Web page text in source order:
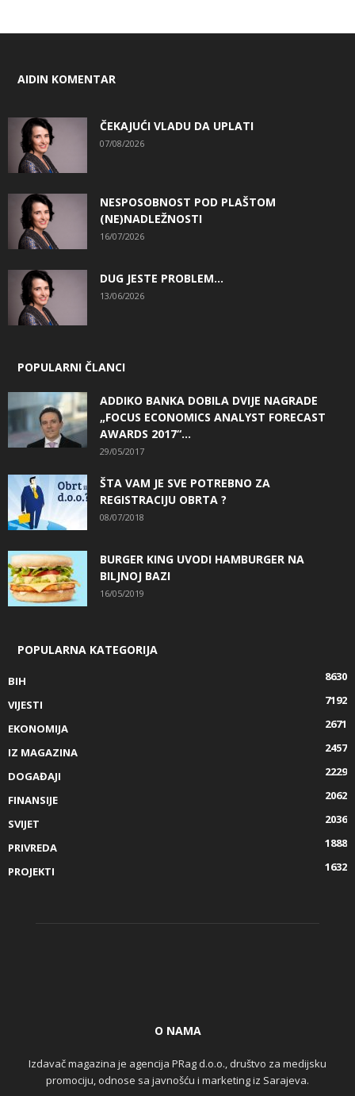
AIDIN KOMENTAR
ČEKAJUĆI VLADU DA UPLATI
07/08/2026
NESPOSOBNOST POD PLAŠTOM
(NE)NADLEŽNOSTI
16/07/2026
DUG JESTE PROBLEM…
13/06/2026
POPULARNI ČLANCI
ADDIKO BANKA DOBILA DVIJE NAGRADE
„FOCUS ECONOMICS ANALYST FORECAST
AWARDS 2017“...
29/05/2017
ŠTA VAM JE SVE POTREBNO ZA
REGISTRACIJU OBRTA ?
08/07/2018
BURGER KING UVODI HAMBURGER NA
BILJNOJ BAZI
16/05/2019
POPULARNA KATEGORIJA
BIH
8630
VIJESTI
7192
EKONOMIJA
2671
IZ MAGAZINA
2457
DOGAĐAJI
2229
FINANSIJE
2062
SVIJET
2036
PRIVREDA
1888
PROJEKTI
1632
O NAMA
Izdavač magazina je agencija PRag d.o.o., društvo za medijsku
promociju, odnose sa javnošću i marketing iz Sarajeva.